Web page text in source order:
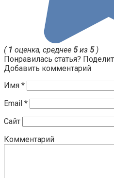
( 1 оценка, среднее 5из 5)
Понравилась статья?
Добавить комментарий
Имя *
Email *
Сайт
Комментарий